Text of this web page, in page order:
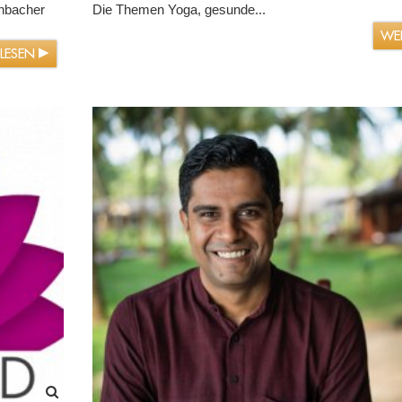
Die Themen Yoga, gesunde...